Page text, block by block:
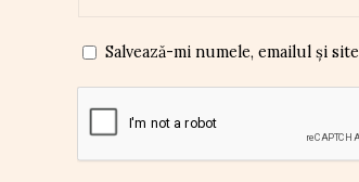
Salvează-mi numele, emailul și